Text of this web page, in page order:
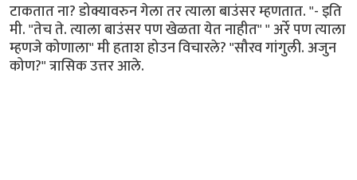
टाकतात ना? डोक्यावरुन गेला तर त्याला बाउंसर म्हणतात. "- इति
मी. "तेच ते. त्याला बाउंसर पण खेळता येत नाहीत" " अर्रे पण त्याला
म्हणजे कोणाला" मी हताश होउन विचारले? "सौरव गांगुली. अजुन
कोण?" त्रासिक उत्तर आले.